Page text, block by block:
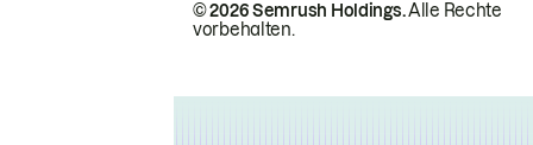
© 2026 Semrush Holdings.Alle Rechte
vorbehalten.